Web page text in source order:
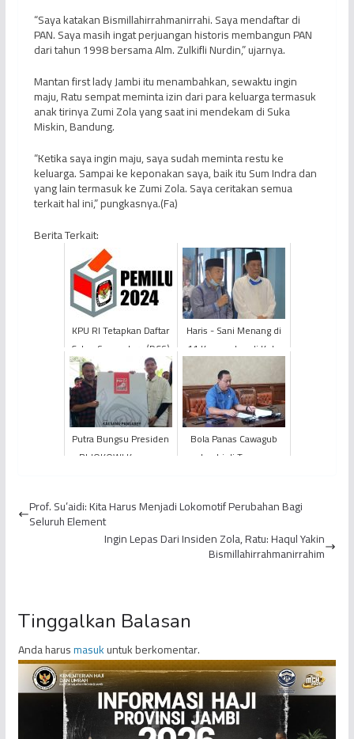
“Saya katakan Bismillahirrahmanirrahi. Saya mendaftar di
PAN. Saya masih ingat perjuangan historis membangun PAN
dari tahun 1998 bersama Alm. Zulkifli Nurdin,” ujarnya.
Mantan first lady Jambi itu menambahkan, sewaktu ingin
maju, Ratu sempat meminta izin dari para keluarga termasuk
anak tirinya Zumi Zola yang saat ini mendekam di Suka
Miskin, Bandung.
“Ketika saya ingin maju, saya sudah meminta restu ke
keluarga. Sampai ke keponakan saya, baik itu Sum Indra dan
yang lain termasuk ke Zumi Zola. Saya ceritakan semua
terkait hal ini,” pungkasnya.(Fa)
Berita Terkait:
KPU RI Tetapkan Daftar
Calon Sementara (DCS)
Pemilu 2024
Haris - Sani Menang di
11 Kecamatan di Kota
Jambi
Putra Bungsu Presiden
RI JOKOWI Kaesang
Bola Panas Cawagub
Jambi di Tangan
Prof. Su’aidi: Kita Harus Menjadi Lokomotif Perubahan Bagi
Seluruh Element
Ingin Lepas Dari Insiden Zola, Ratu: Haqul Yakin
Bismillahirrahmanirrahim
Tinggalkan Balasan
Anda harusmasukuntuk berkomentar.